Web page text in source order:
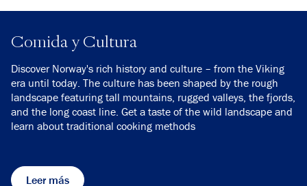
Comida y Cultura
Discover Norway's rich history and culture – from the Viking
era until today. The culture has been shaped by the rough
landscape featuring tall mountains, rugged valleys, the fjords,
and the long coast line. Get a taste of the wild landscape and
learn about traditional cooking methods
Leer más